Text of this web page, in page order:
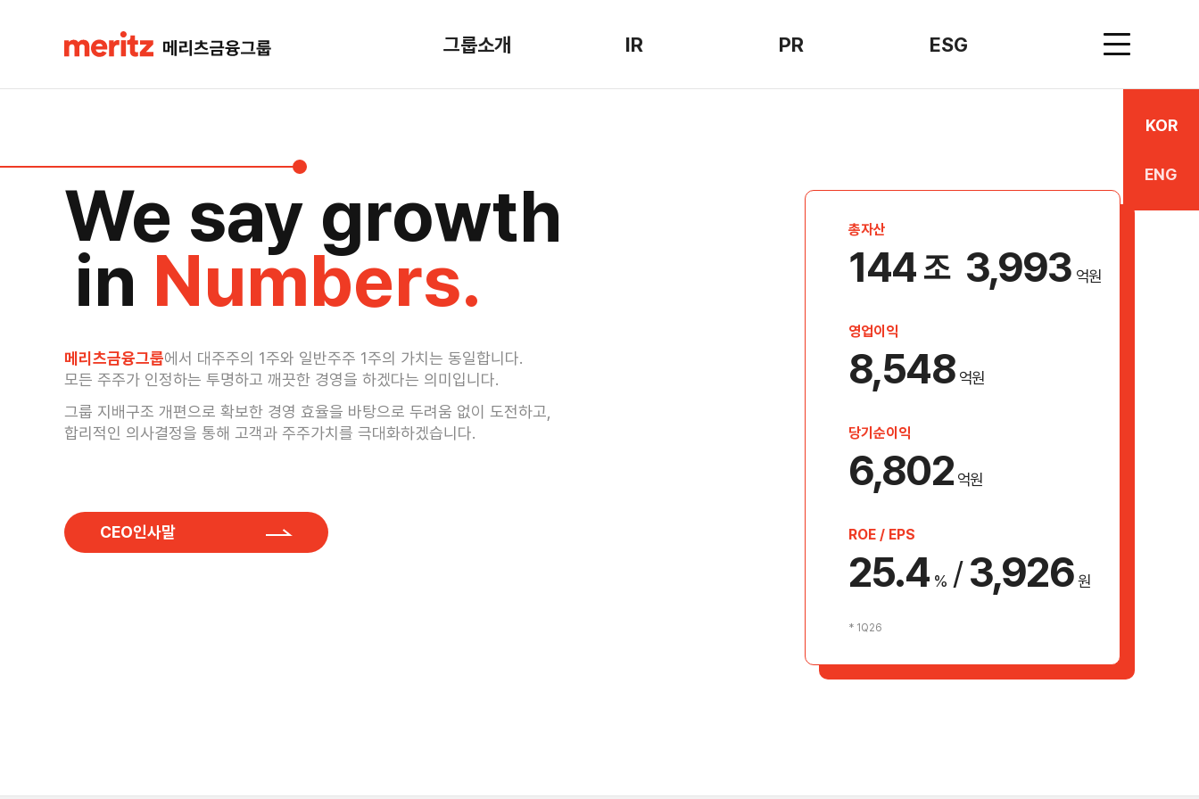
그룹소개
지배구조
IR PR
그룹광고
ESG
ESG성과
KOR
ENG
We say growth
in Numbers.
메리츠금융그룹에서 대주주의 1주와 일반주주 1주의 가치는 동일합니다.
모든 주주가 인정하는 투명하고 깨끗한 경영을 하겠다는 의미입니다.
그룹 지배구조 개편으로 확보한 경영 효율을 바탕으로 두려움 없이 도전하고,
합리적인 의사결정을 통해 고객과 주주가치를 극대화하겠습니다.
CEO인사말
총자산
144 조 3,993 억원
영업이익
8,548 억원
당기순이익
6,802 억원
ROE / EPS
25.4 % / 3,926 원
* 1Q26